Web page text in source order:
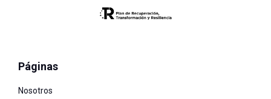
Páginas
Nosotros